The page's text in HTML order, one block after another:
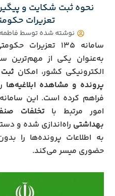
نحوه ثبت شکایت و
تعزیرات
نوشته شده توسط
به‌عنوان یکی از مهم‌ترین
الکترونیکی کشور، امکان
پرونده و مشاهده ابلاغیه‌ها
فراهم کرده است. این
امور مرتبط با تخلفات
بهداشتی راه‌اندازی شده و
به اطلاعات پرونده‌ها را
حضوری میسر می‌کند.